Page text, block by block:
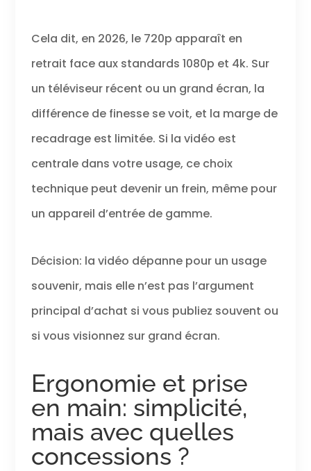
Cela dit, en 2026, le 720p apparaît en
retrait face aux standards 1080p et 4k. Sur
un téléviseur récent ou un grand écran, la
différence de finesse se voit, et la marge de
recadrage est limitée. Si la vidéo est
centrale dans votre usage, ce choix
technique peut devenir un frein, même pour
un appareil d’entrée de gamme.
Décision: la vidéo dépanne pour un usage
souvenir, mais elle n’est pas l’argument
principal d’achat si vous publiez souvent ou
si vous visionnez sur grand écran.
Ergonomie et prise
en main: simplicité,
mais avec quelles
concessions ?